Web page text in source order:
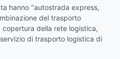
hanno "autostrada express,
del trasporto
della rete logistica,
di trasporto logistica di